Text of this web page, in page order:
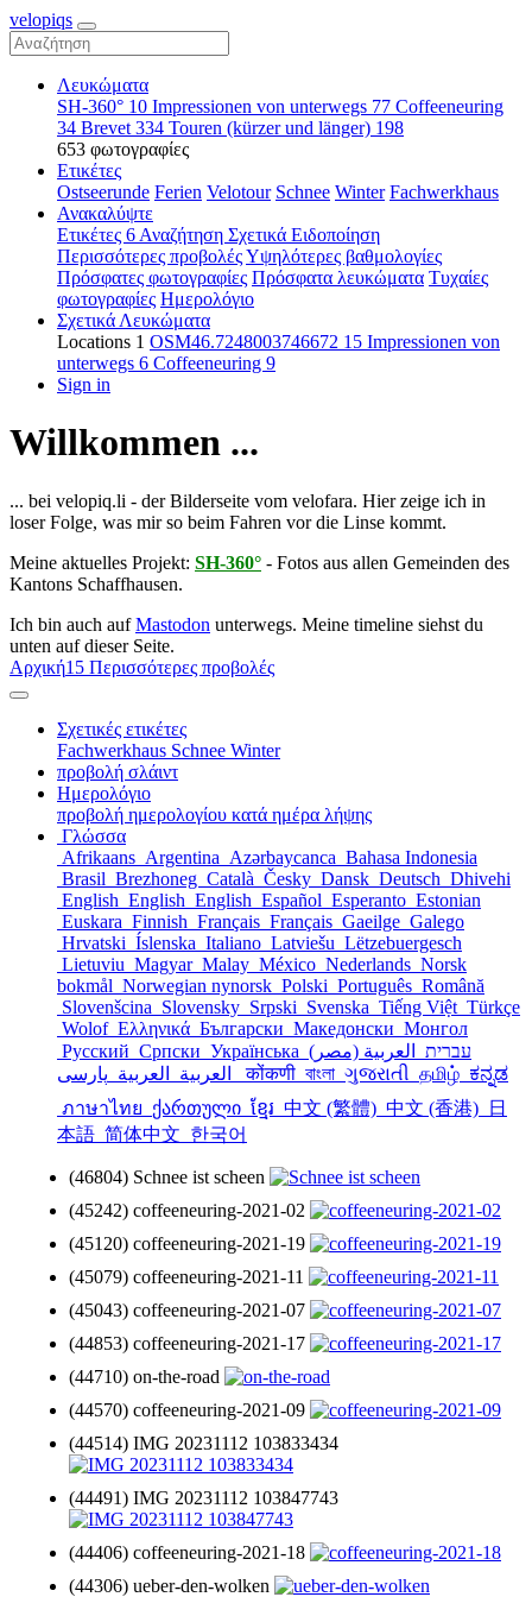
velopiqs
Λευκώματα
SH-360° 10 Impressionen von unterwegs 77 Coffeeneuring
34 Brevet 334 Touren (kürzer und länger) 198
653 φωτογραφίες
Ετικέτες
Ostseerunde Ferien Velotour Schnee Winter Fachwerkhaus
Ανακαλύψτε
Ετικέτες 6 Αναζήτηση Σχετικά Ειδοποίηση
Περισσότερες προβολέςΥψηλότερες βαθμολογίες
Πρόσφατες φωτογραφίες Πρόσφατα λευκώματα Τυχαίες
φωτογραφίες Ημερολόγιο
Σχετικά Λευκώματα
Locations 1 OSM46.7248003746672 15 Impressionen von
unterwegs 6 Coffeeneuring 9
Sign in
Willkommen ...
... bei velopiq.li - der Bilderseite vom velofara. Hier zeige ich in
loser Folge, was mir so beim Fahren vor die Linse kommt.
Meine aktuelles Projekt: SH-360° - Fotos aus allen Gemeinden des
Kantons Schaffhausen.
Ich bin auch aufMastodon unterwegs. Meine timeline siehst du
unten auf dieser Seite.
Αρχική15 Περισσότερες προβολές
Σχετικές ετικέτες
Fachwerkhaus Schnee Winter
προβολή σλάιντ
Ημερολόγιο
προβολή ημερολογίου κατά ημέρα λήψης
Γλώσσα
Afrikaans Argentina Azərbaycanca Bahasa Indonesia
Brasil Brezhoneg Català Česky Dansk Deutsch Dhivehi
English English English Español Esperanto Estonian
Euskara Finnish Français Français Gaeilge Galego
Hrvatski Íslenska Italiano Latviešu Lëtzebuergesch
Lietuviu Magyar Malay México Nederlands Norsk
bokmål Norwegian nynorsk Polski Português Română
Slovenšcina Slovensky Srpski Svenska Tiếng Việt Türkçe
Wolof Ελληνικά Български Македонски Монгол
Русский Српски Українська עברית
العربية (مصر)
العربية
العربية कोंकणी বাংলা ગુજરાતી தமிழ் ಕನ್ನಡ
ภาษาไทย ქართული ខ្មែរ 中文 (繁體) 中文 (香港)
日
本語 简体中文 한국어
(46804) Schnee ist scheen
(45242) coffeeneuring-2021-02
(45120) coffeeneuring-2021-19
(45079) coffeeneuring-2021-11
(45043) coffeeneuring-2021-07
(44853) coffeeneuring-2021-17
(44710) on-the-road
(44570) coffeeneuring-2021-09
(44514) IMG 20231112 103833434
(44491) IMG 20231112 103847743
(44406) coffeeneuring-2021-18
(44306) ueber-den-wolken